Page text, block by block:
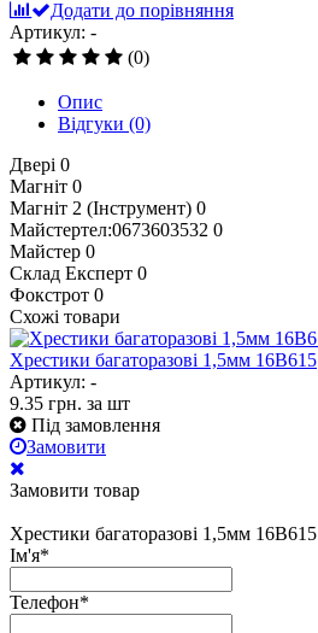
Додати до порівняння
Артикул: -
(0)
Опис
Відгуки (0)
Двері 0
Магніт 0
Магніт 2 (Інструмент) 0
Майстертел:0673603532 0
Майстер 0
Склад Експерт 0
Фокстрот 0
Схожі товари
Хрестики багаторазові 1,5мм 16В615
Артикул: -
9.35 грн. за шт
Під замовлення
Замовити
Замовити товар
Хрестики багаторазові 1,5мм 16В615
Ім'я*
Телефон*